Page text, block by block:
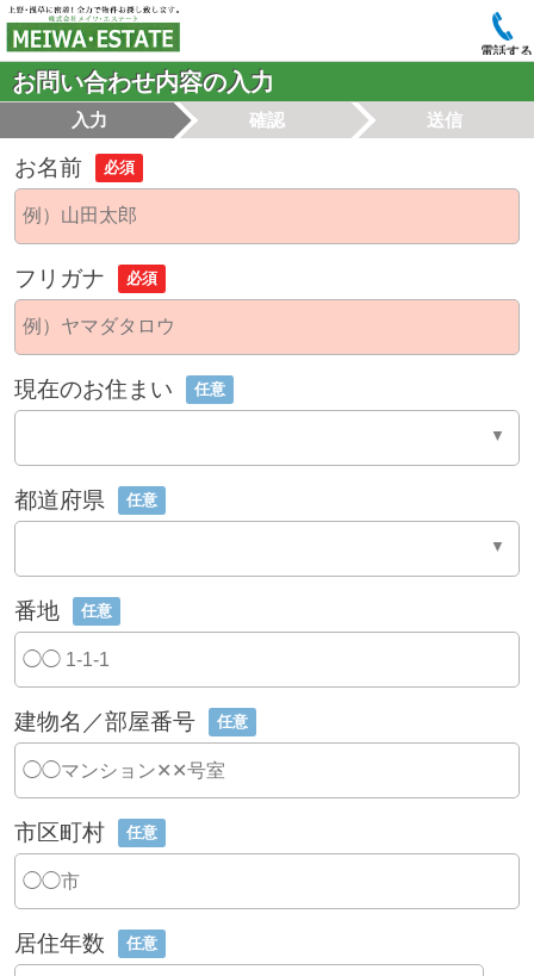
電話する
お問い合わせ内容の入力
入力 確認 送信
お名前 必須
フリガナ 必須
現在のお住まい 任意
都道府県 任意
番地 任意
建物名／部屋番号 任意
市区町村 任意
居住年数 任意